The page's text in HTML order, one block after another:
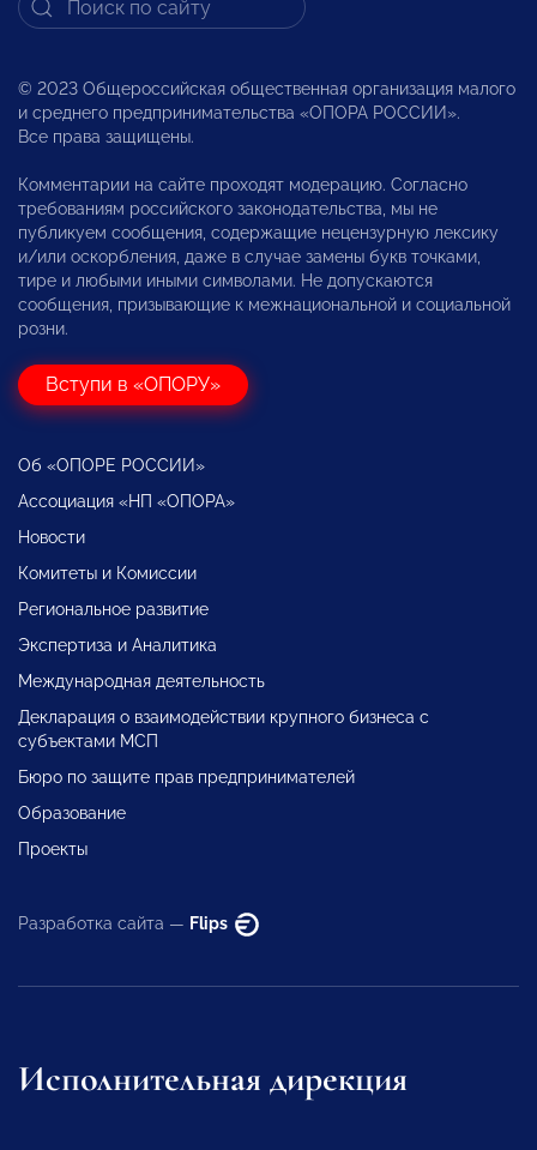
© 2023 Общероссийская общественная организация малого
и среднего предпринимательства «ОПОРА РОССИИ».
Все права защищены.
Комментарии на сайте проходят модерацию. Согласно
требованиям российского законодательства, мы не
публикуем сообщения, содержащие нецензурную лексику
и/или оскорбления, даже в случае замены букв точками,
тире и любыми иными символами. Не допускаются
сообщения, призывающие к межнациональной и социальной
розни.
Вступи в «ОПОРУ»
Об «ОПОРЕ РОССИИ»
Ассоциация «НП «ОПОРА»
Новости
Комитеты и Комиссии
Региональное развитие
Экспертиза и Аналитика
Международная деятельность
Декларация о взаимодействии крупного бизнеса с
субъектами МСП
Бюро по защите прав предпринимателей
Образование
Проекты
Разработка сайта — Flips
Исполнительная дирекция